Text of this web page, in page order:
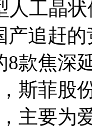
工晶状
产追赶
8款焦深
斯菲股
主要为